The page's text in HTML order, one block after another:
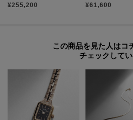
¥255,200 ¥61,600
この商品を見た人はコ
チェックして